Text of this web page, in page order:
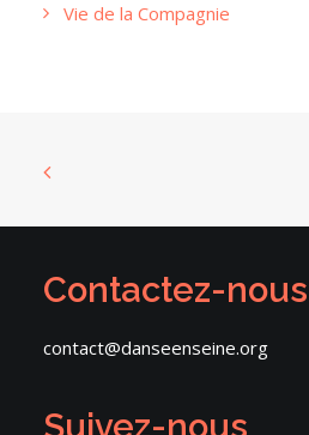
Vie de la Compagnie
Contactez-nous
contact@danseenseine.org
Suivez-nous